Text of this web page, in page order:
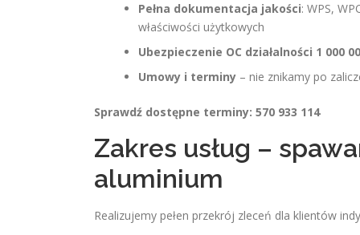
Pełna dokumentacja jakości: WPS,
właściwości użytkowych
Ubezpieczenie OC działalności 1 000
Umowy i terminy – nie znikamy po
Sprawdź dostępne terminy: 570 933 114
Zakres usług –
aluminium
Realizujemy pełen przekrój zleceń dla klientów